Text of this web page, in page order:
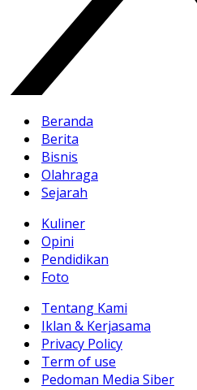
Beranda
Berita
Bisnis
Olahraga
Sejarah
Kuliner
Opini
Pendidikan
Foto
Tentang Kami
Iklan & Kerjasama
Privacy Policy
Term of use
Pedoman Media Siber